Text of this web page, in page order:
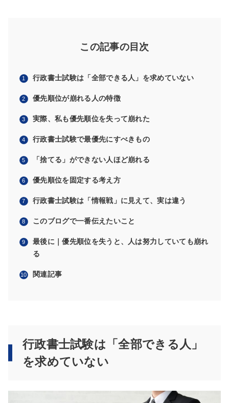
この記事の目次
行政書士試験は「全部できる人」を求めていない
優先順位が崩れる人の特徴
実際、私も優先順位を失って崩れた
行政書士試験で最優先にすべきもの
「捨てる」ができない人ほど崩れる
優先順位を固定する考え方
行政書士試験は「情報戦」に見えて、実は違う
このブログで一番伝えたいこと
最後に｜優先順位を失うと、人は努力していても崩れ
る
関連記事
行政書士試験は「全部できる人」
を求めていない